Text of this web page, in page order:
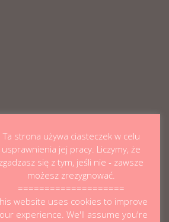
Ta strona używa ciasteczek w celu
usprawnienia jej pracy. Liczymy, że
zgadzasz się z tym, jeśli nie - zawsze
możesz zrezygnować.
====================
website uses cookies to improve
experience. We'll assume you're